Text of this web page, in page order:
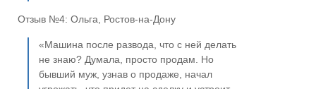
Отзыв №4: Ольга, Ростов-на-Дону
«Машина после развода, что с ней делать
не знаю? Думала, просто продам. Но
бывший муж, узнав о продаже, начал